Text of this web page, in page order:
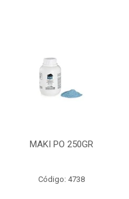
MAKI PO 250GR
Código: 4738